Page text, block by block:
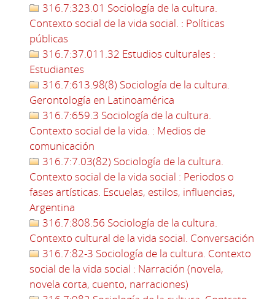
316.7:323.01 Sociología de la cultura.
Contexto social de la vida social. : Políticas
públicas
316.7:37.011.32 Estudios culturales :
Estudiantes
316.7:613.98(8) Sociología de la cultura.
Gerontología en Latinoamérica
316.7:659.3 Sociología de la cultura.
Contexto social de la vida. : Medios de
comunicación
316.7:7.03(82) Sociología de la cultura.
Contexto social de la vida social : Periodos o
fases artísticas. Escuelas, estilos, influencias,
Argentina
316.7:808.56 Sociología de la cultura.
Contexto cultural de la vida social. Conversación
316.7:82-3 Sociología de la cultura. Contexto
social de la vida social : Narración (novela,
novela corta, cuento, narraciones)